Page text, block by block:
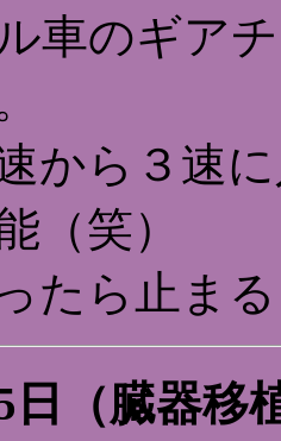
車のギア
から３速
（笑）
たら止
日（臓器